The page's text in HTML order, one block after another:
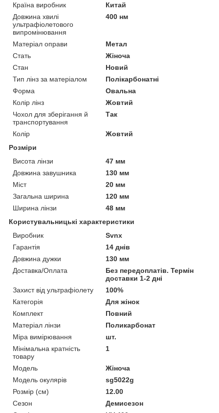
Країна виробник
Китай
Довжина хвилі
ультрафіолетового
випромінювання
400 нм
Матеріал оправи
Метал
Стать
Жіноча
Стан
Новий
Тип лінз за матеріалом
Полікарбонатні
Форма
Овальна
Колір лінз
Жовтий
Чохол для зберігання й
транспортування
Так
Колір
Жовтий
Розміри
Висота лінзи
47 мм
Довжина завушника
130 мм
Міст
20 мм
Загальна ширина
120 мм
Ширина лінзи
48 мм
Користувальницькі характеристики
Виробник
Svnx
Гарантія
14 днів
Довжина дужки
130 мм
Доставка/Оплата
Без передоплатів. Термін
доставки 1-2 дні
Захист від ультрафіолету
100%
Категорія
Для жінок
Комплект
Повний
Матеріал лінзи
Поликарбонат
Міра вимірювання
шт.
Мінімальна кратність
товару
1
Мoдель
Жіноча
Модель окулярів
sg5022g
Розмір (см)
12.00
Сезон
Демисезон